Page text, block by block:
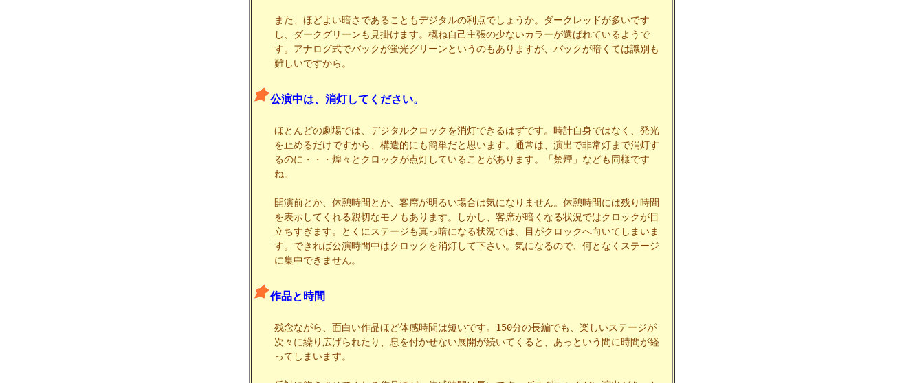
また、ほどよい暗さであることもデジタルの利点でしょうか。ダークレッドが多いです
し、ダークグリーンも見掛けます。概ね自己主張の少ないカラーが選ばれているようで
す。アナログ式でバックが蛍光グリーンというのもありますが、バックが暗くては識別も
難しいですから。
公演中は、消灯してください。
ほとんどの劇場では、デジタルクロックを消灯できるはずです。時計自身ではなく、発光
を止めるだけですから、構造的にも簡単だと思います。通常は、演出で非常灯まで消灯す
るのに・・・煌々とクロックが点灯していることがあります。「禁煙」なども同様です
ね。
開演前とか、休憩時間とか、客席が明るい場合は気になりません。休憩時間には残り時間
を表示してくれる親切なモノもあります。しかし、客席が暗くなる状況ではクロックが目
立ちすぎます。とくにステージも真っ暗になる状況では、目がクロックへ向いてしまいま
す。できれば公演時間中はクロックを消灯して下さい。気になるので、何となくステージ
に集中できません。
作品と時間
残念ながら、面白い作品ほど体感時間は短いです。150分の長編でも、楽しいステージが
次々に繰り広げられたり、息を付かせない展開が続いてくると、あっという間に時間が経
ってしまいます。